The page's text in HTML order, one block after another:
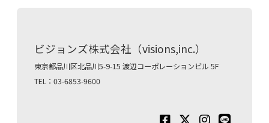
ビジョンズ株式会社（visions,inc.）
東京都品川区北品川5-9-15 渡辺コーポレーションビル 5F
TEL：03-6853-9600